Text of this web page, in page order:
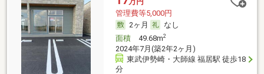
管理費等5,000円
2ヶ月
なし
面積49.68m2
2024年7月(築2年2ヶ月)
東武伊勢崎・大師線 福居駅 徒歩18
分